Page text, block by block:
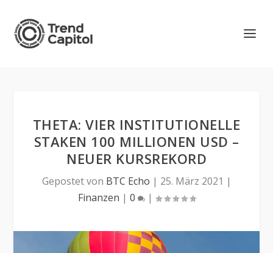
THETA: VIER INSTITUTIONELLE
STAKEN 100 MILLIONEN USD –
NEUER KURSREKORD
Gepostet von BTC Echo | 25. März 2021 |
Finanzen | 0 |